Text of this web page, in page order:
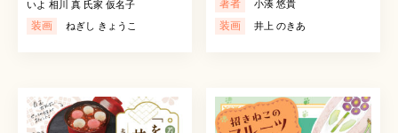
いよ 相川 真 氏家 仮名子
装画 ねぎし きょうこ
著者 小湊 悠貴
装画 井上 のきあ